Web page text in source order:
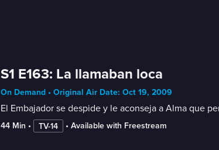
S1 E163: La llamaban loca
On Demand • Original Air Date: Oct 19, 2009
El Embajador se despide y le aconseja a Alma que
44 Min • TV-14 • Available with Freestream